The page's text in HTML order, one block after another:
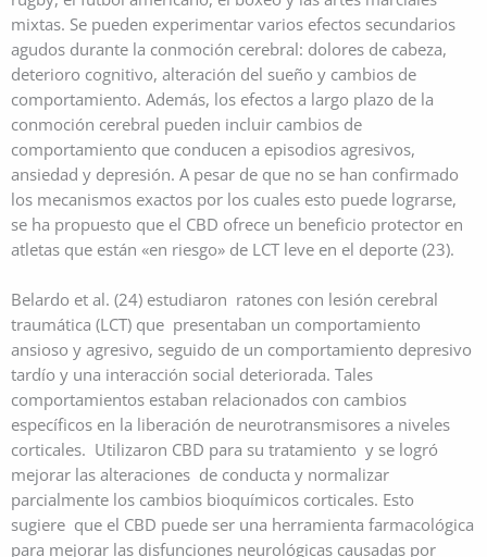
mixtas. Se pueden experimentar varios efectos secundarios
agudos durante la conmoción cerebral: dolores de cabeza,
deterioro cognitivo, alteración del sueño y cambios de
comportamiento. Además, los efectos a largo plazo de la
conmoción cerebral pueden incluir cambios de
comportamiento que conducen a episodios agresivos,
ansiedad y depresión. A pesar de que no se han confirmado
los mecanismos exactos por los cuales esto puede lograrse,
se ha propuesto que el CBD ofrece un beneficio protector en
atletas que están «en riesgo» de LCT leve en el deporte (23).
Belardo et al. (24) estudiaron ratones con lesión cerebral
traumática (LCT) que presentaban un comportamiento
ansioso y agresivo, seguido de un comportamiento depresivo
tardío y una interacción social deteriorada. Tales
comportamientos estaban relacionados con cambios
específicos en la liberación de neurotransmisores a niveles
corticales. Utilizaron CBD para su tratamiento y se logró
mejorar las alteraciones de conducta y normalizar
parcialmente los cambios bioquímicos corticales. Esto
sugiere que el CBD puede ser una herramienta farmacológica
para mejorar las disfunciones neurológicas causadas por